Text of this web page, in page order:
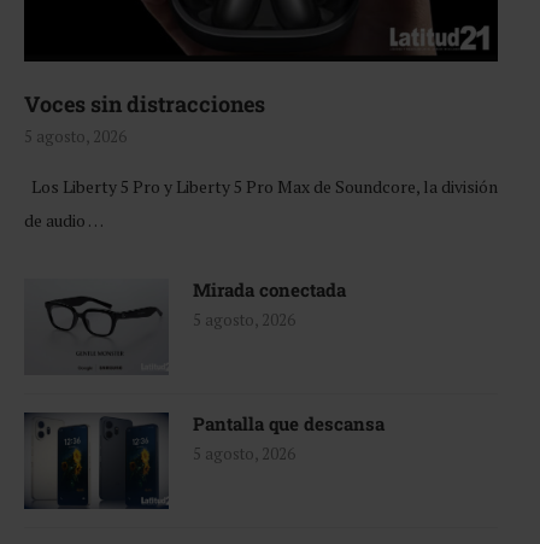
Voces sin distracciones
5 agosto, 2026
Los Liberty 5 Pro y Liberty 5 Pro Max de Soundcore, la división
de audio …
Mirada conectada
5 agosto, 2026
Pantalla que descansa
5 agosto, 2026